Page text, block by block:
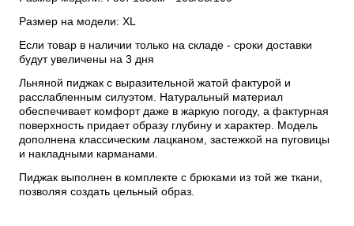
Размер на модели: XL
Если товар в наличии только на складе - сроки доставки
будут увеличены на 3 дня
Льняной пиджак с выразительной жатой фактурой и
расслабленным силуэтом. Натуральный материал
обеспечивает комфорт даже в жаркую погоду, а фактурная
поверхность придает образу глубину и характер. Модель
дополнена классическим лацканом, застежкой на пуговицы
и накладными карманами.
Пиджак выполнен в комплекте с брюками из той же ткани,
позволяя создать цельный образ.